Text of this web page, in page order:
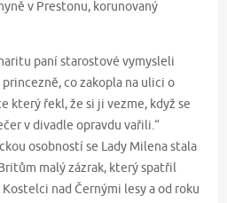
v Prestonu, korunovaný
paní starostové vymysleli
co zakopla na ulici o
který řekl, že si ji vezme, když se
v divadle opravdu vařili.“
osobností se Lady Milena stala
malý zázrak, který spatřil
nad Černými lesy a od roku